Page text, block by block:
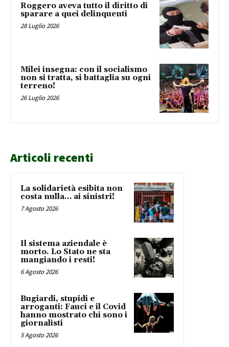
Roggero aveva tutto il diritto di
sparare a quei delinquenti
28 Luglio 2026
Milei insegna: con il socialismo
non si tratta, si battaglia su ogni
terreno!
26 Luglio 2026
Articoli recenti
La solidarietà esibita non
costa nulla… ai sinistri!
7 Agosto 2026
Il sistema aziendale è
morto. Lo Stato ne sta
mangiando i resti!
6 Agosto 2026
Bugiardi, stupidi e
arroganti: Fauci e il Covid
hanno mostrato chi sono i
giornalisti
5 Agosto 2026